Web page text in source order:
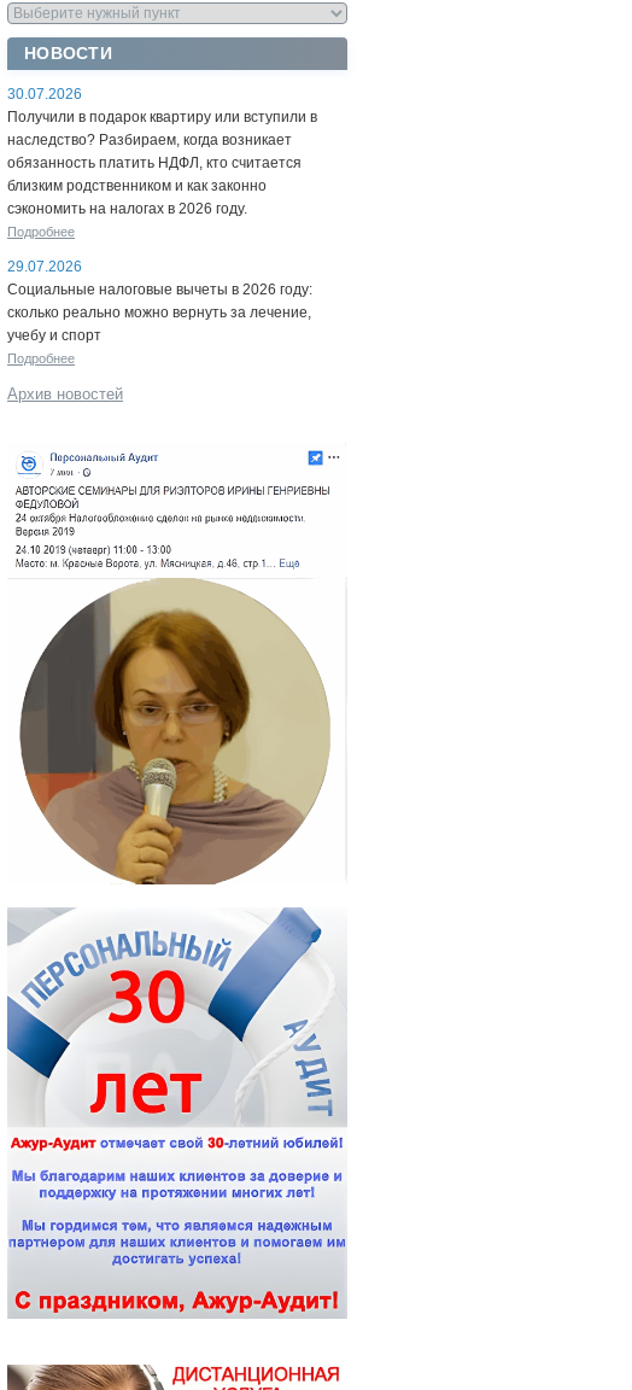
НОВОСТИ
30.07.2026
Получили в подарок квартиру или вступили в
наследство? Разбираем, когда возникает
обязанность платить НДФЛ, кто считается
близким родственником и как законно
сэкономить на налогах в 2026 году.
Подробнее
29.07.2026
Социальные налоговые вычеты в 2026 году:
сколько реально можно вернуть за лечение,
учебу и спорт
Подробнее
Архив новостей